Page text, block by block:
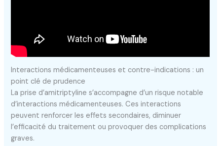
Interactions médicamenteuses et contre-indications : un
point clé de prudence
La prise d’amitriptyline s’accompagne d’un risque notable
d’interactions médicamenteuses. Ces interactions
peuvent renforcer les effets secondaires, diminuer
l’efficacité du traitement ou provoquer des complications
graves.